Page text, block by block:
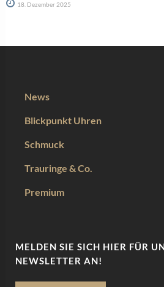
18. Dezember 2025
News
Blickpunkt Uhren
Schmuck
Trauringe & Co.
Premium
MELDEN SIE SICH HIER FÜR
NEWSLETTER AN!